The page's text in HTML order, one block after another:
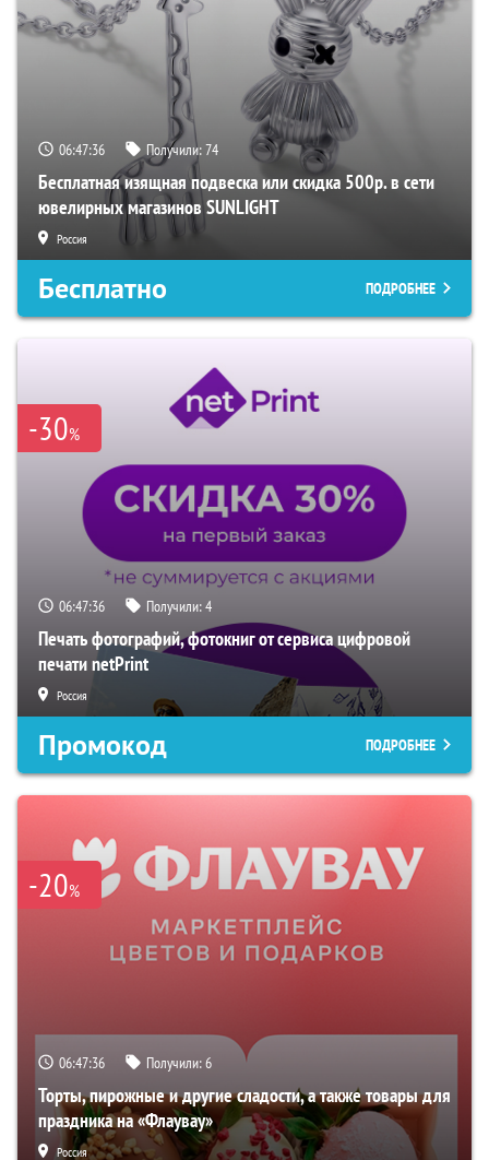
06:47:35 Получили:74
Бесплатная изящная подвеска или скидка 500р. в сети
ювелирных магазинов SUNLIGHT
Россия
Бесплатно ПОДРОБНЕЕ
-30%
06:47:35 Получили:4
Печать фотографий, фотокниг от сервиса цифровой
печати netPrint
Россия
Промокод ПОДРОБНЕЕ
-20%
06:47:35 Получили:6
Торты, пирожные и другие сладости, а также товары для
праздника на «Флаувау»
Россия